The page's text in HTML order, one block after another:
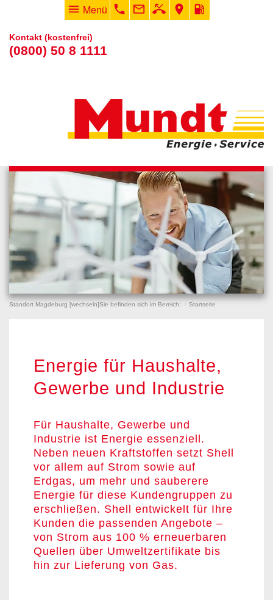
menu Menü phone mail_outline phone_missed room local_gas_station
Kontakt (kostenfrei)
(0800) 50 8 1111
Standort Magdeburg [wechseln]Sie befinden sich im Bereich: Startseite
Energie für Haushalte,
Gewerbe und Industrie
Für Haushalte, Gewerbe und
Industrie ist Energie essenziell.
Neben neuen Kraftstoffen setzt Shell
vor allem auf Strom sowie auf
Erdgas, um mehr und sauberere
Energie für diese Kundengruppen zu
erschließen. Shell entwickelt für Ihre
Kunden die passenden Angebote –
von Strom aus 100 % erneuerbaren
Quellen über Umweltzertifikate bis
hin zur Lieferung von Gas.